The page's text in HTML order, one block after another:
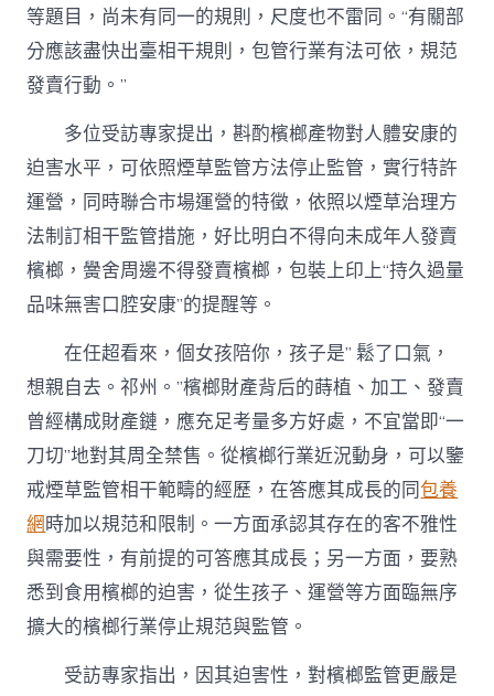
等題目，尚未有同一的規則，尺度也不雷同。“有關部
分應該盡快出臺相干規則，包管行業有法可依，規范
發賣行動。”
多位受訪專家提出，斟酌檳榔產物對人體安康的
迫害水平，可依照煙草監管方法停止監管，實行特許
運營，同時聯合市場運營的特徵，依照以煙草治理方
法制訂相干監管措施，好比明白不得向未成年人發賣
檳榔，黌舍周邊不得發賣檳榔，包裝上印上“持久過量
品味無害口腔安康”的提醒等。
在任超看來，個女孩陪你，孩子是” 鬆了口氣，
想親自去。祁州。”檳榔財產背后的蒔植、加工、發賣
曾經構成財產鏈，應充足考量多方好處，不宜當即“一
刀切”地對其周全禁售。從檳榔行業近況動身，可以鑒
戒煙草監管相干範疇的經歷，在答應其成長的同包養
網時加以規范和限制。一方面承認其存在的客不雅性
與需要性，有前提的可答應其成長；另一方面，要熟
悉到食用檳榔的迫害，從生孩子、運營等方面臨無序
擴大的檳榔行業停止規范與監管。
受訪專家指出，因其迫害性，對檳榔監管更嚴是